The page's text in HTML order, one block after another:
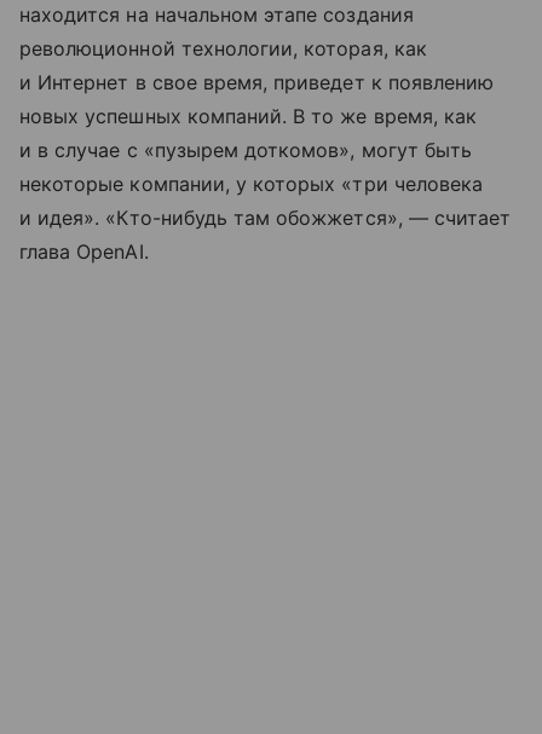
находится на начальном этапе создания
революционной технологии, которая, как
и Интернет в свое время, приведет к появлению
новых успешных компаний. В то же время, как
и в случае с «пузырем доткомов», могут быть
некоторые компании, у которых «три человека
и идея». «Кто-нибудь там обожжется», — считает
глава OpenAI.